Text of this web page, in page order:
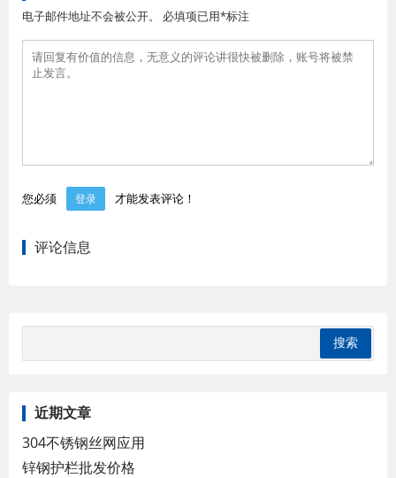
电子邮件地址不会被公开。 必填项已用*标注
您必须 登录 才能发表评论！
评论信息
近期文章
304不锈钢丝网应用
锌钢护栏批发价格